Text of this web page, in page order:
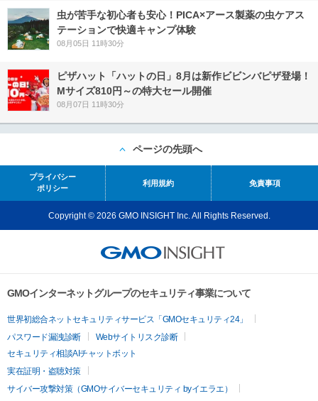
虫が苦手な初心者も安心！PICA×アース製薬の虫ケアス
テーションで快適キャンプ体験
08月05日 11時30分
ピザハット「ハットの日」8月は新作ビビンバピザ登場！
Mサイズ810円～の特大セール開催
08月07日 11時30分
ページの先頭へ
プライバシー
ポリシー
利用規約 免責事項
Copyright © 2026 GMO INSIGHT Inc. All Rights Reserved.
GMOインターネットグループのセキュリティ事業について
世界初総合ネットセキュリティサービス「GMOセキュリティ24」
パスワード漏洩診断
Webサイトリスク診断
セキュリティ相談AIチャットボット
実在証明・盗聴対策
サイバー攻撃対策（GMOサイバーセキュリティ byイエラエ）